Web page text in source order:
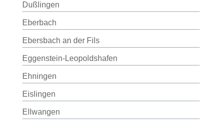
Dußlingen
Eberbach
Ebersbach an der Fils
Eggenstein-Leopoldshafen
Ehningen
Eislingen
Ellwangen